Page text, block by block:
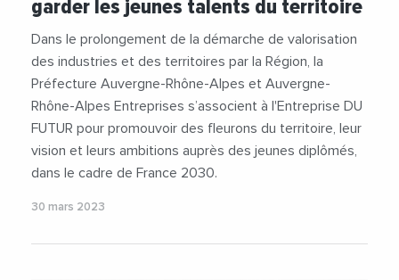
garder les jeunes talents du territoire
Dans le prolongement de la démarche de valorisation
des industries et des territoires par la Région, la
Préfecture Auvergne-Rhône-Alpes et Auvergne-
Rhône-Alpes Entreprises s’associent à l'Entreprise DU
FUTUR pour promouvoir des fleurons du territoire, leur
vision et leurs ambitions auprès des jeunes diplômés,
dans le cadre de France 2030.
30 mars 2023